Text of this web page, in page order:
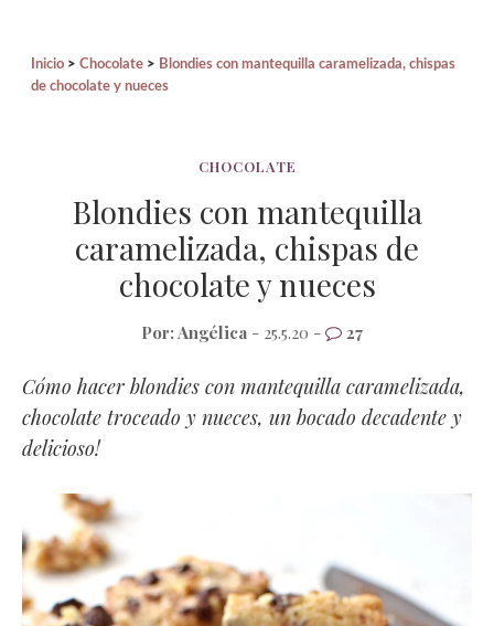
Inicio Chocolate
Blondies con mantequilla caramelizada, chispas
de chocolate y nueces
CHOCOLATE
Blondies con mantequilla
caramelizada, chispas de
chocolate y nueces
Por:Angélica - 25.5.20 - 27
Cómo hacer blondies con mantequilla caramelizada,
chocolate troceado y nueces, un bocado decadente y
delicioso!